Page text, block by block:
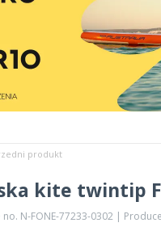
produkt
kite twintip
N-FONE-77233-0302 |